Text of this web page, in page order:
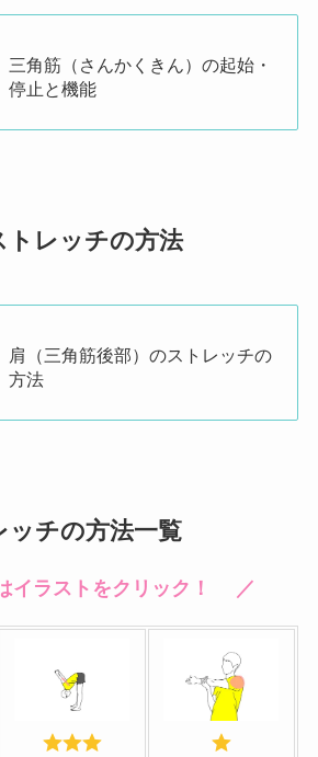
三角筋（さんかくきん）の起始・
停止と機能
トレッチの方法
肩（三角筋後部）のストレッチの
方法
ッチの方法一覧
イラストをクリック！ ／